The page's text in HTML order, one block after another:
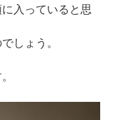
入っていると思
しょう。